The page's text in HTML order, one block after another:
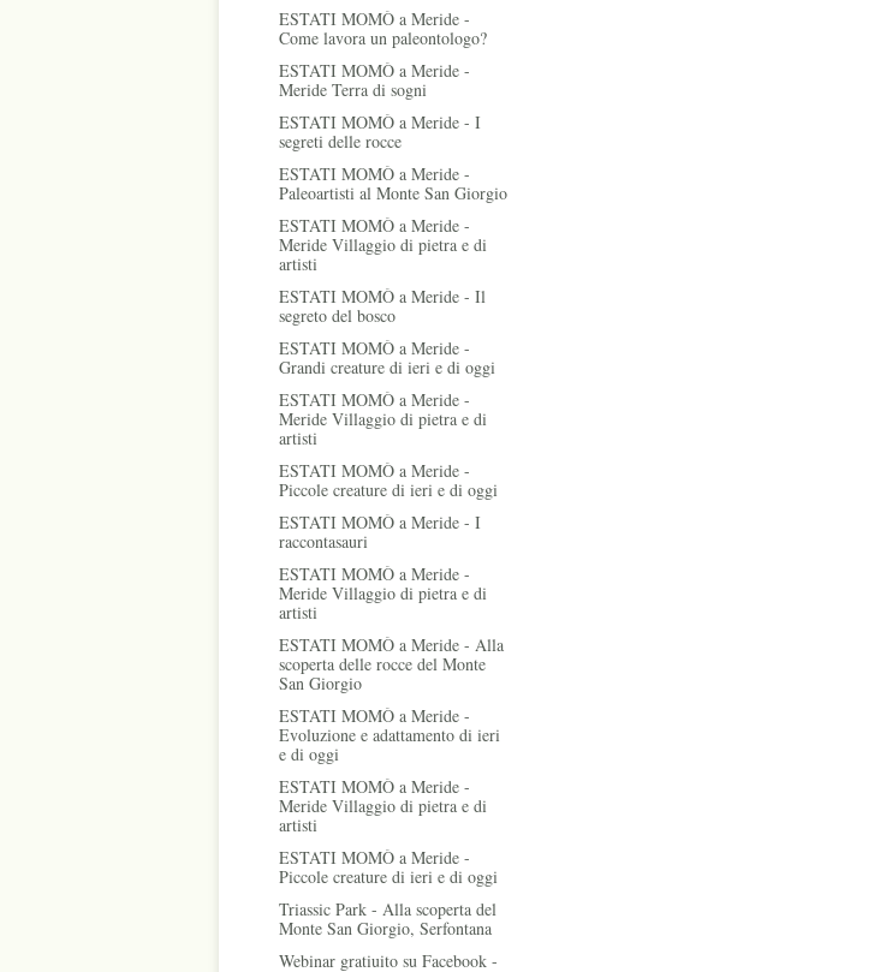
ESTATI MOMÒ a Meride -
Come lavora un paleontologo?
ESTATI MOMÒ a Meride -
Meride Terra di sogni
ESTATI MOMÒ a Meride - I
segreti delle rocce
ESTATI MOMÒ a Meride -
Paleoartisti al Monte San Giorgio
ESTATI MOMÒ a Meride -
Meride Villaggio di pietra e di
artisti
ESTATI MOMÒ a Meride - Il
segreto del bosco
ESTATI MOMÒ a Meride -
Grandi creature di ieri e di oggi
ESTATI MOMÒ a Meride -
Meride Villaggio di pietra e di
artisti
ESTATI MOMÒ a Meride -
Piccole creature di ieri e di oggi
ESTATI MOMÒ a Meride - I
raccontasauri
ESTATI MOMÒ a Meride -
Meride Villaggio di pietra e di
artisti
ESTATI MOMÒ a Meride - Alla
scoperta delle rocce del Monte
San Giorgio
ESTATI MOMÒ a Meride -
Evoluzione e adattamento di ieri
e di oggi
ESTATI MOMÒ a Meride -
Meride Villaggio di pietra e di
artisti
ESTATI MOMÒ a Meride -
Piccole creature di ieri e di oggi
Triassic Park - Alla scoperta del
Monte San Giorgio, Serfontana
Webinar gratiuito su Facebook -